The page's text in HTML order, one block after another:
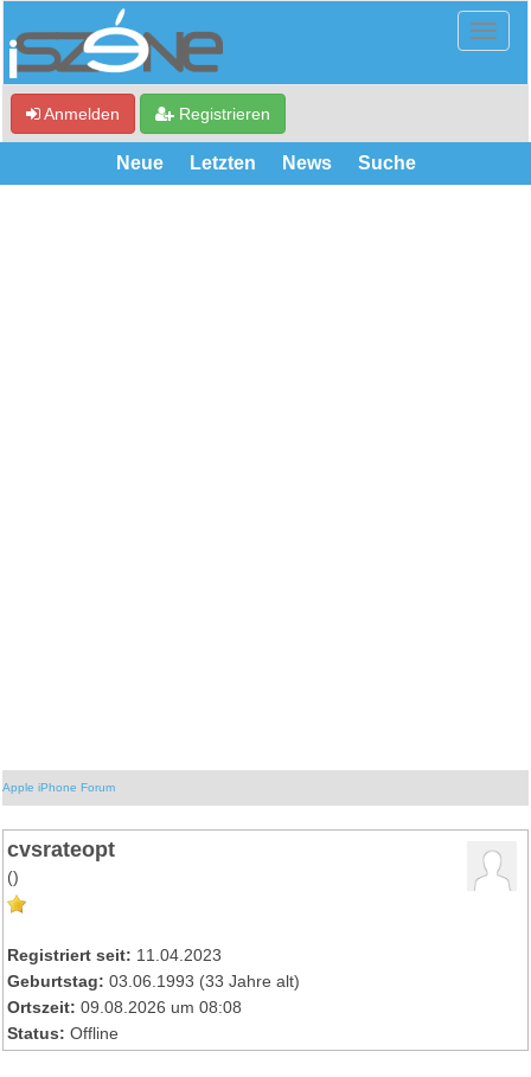
Anmelden Registrieren
Neue Letzten News Suche
Apple iPhone Forum
cvsrateopt
()
Registriert seit: 11.04.2023
Geburtstag: 03.06.1993 (33 Jahre alt)
Ortszeit: 09.08.2026 um 08:08
Status: Offline